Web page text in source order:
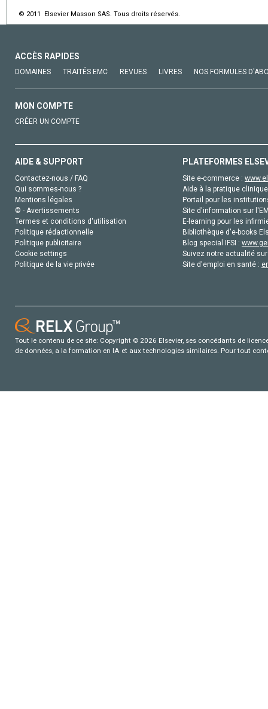
© 2011 Elsevier Masson SAS. Tous droits réservés.
ACCÈS RAPIDES
DOMAINES TRAITÉS EMC REVUES LIVRES NOS FORMULES
MON COMPTE
CRÉER UN COMPTE
AIDE & SUPPORT
Contactez-nous / FAQ
Qui sommes-nous ?
Mentions légales
© - Avertissements
Termes et conditions d'utilisation
Politique rédactionnelle
Politique publicitaire
Cookie settings
Politique de la vie privée
PLATEFORMES
Site e-commerce :
Aide à la pratique
Portail pour les
Site d'information sur
E-learning pour les
Bibliothèque d'e-books
Blog special IFSI :
Suivez notre actualité
Site d'emploi en santé :
Tout le contenu de ce site: Copyright © 2026 Elsevier, ses concédants de
de données, a la formation en IA et aux technologies similaires. Pour tout